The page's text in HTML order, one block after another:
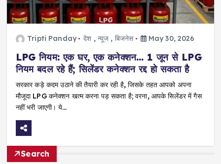
Tripti Panday देश , न्यूज , बिजनेस May 30, 2026
LPG नियम: एक घर, एक कनेक्शन… 1 जून से LPG
नियम बदल रहे हैं; सिलेंडर कनेक्शन रद्द हो सकता है
सरकार कड़े कदम उठाने की तैयारी कर रही है, जिसके तहत आपको अपना
मौजूदा LPG कनेक्शन खत्म करना पड़ सकता है; वरना, आपके सिलेंडर में गैस
नहीं भरी जाएगी। ये…
Search